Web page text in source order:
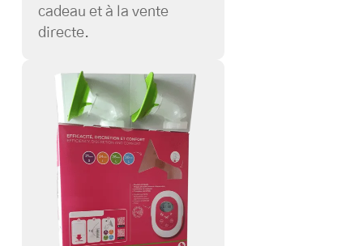
cadeau et à la vente
directe.